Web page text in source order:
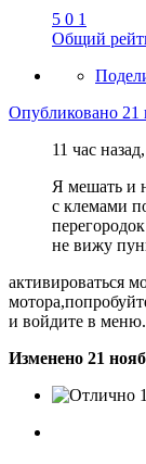
5 0 1
Общий
Опубликовано 21
11 час
Я мешать и
с клемами
не вижу
активироваться
и войдите в
Изменено 21
1